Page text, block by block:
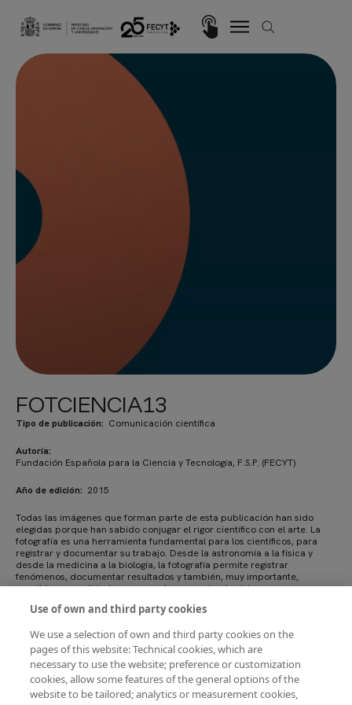
Imagen
FOTCIENCIA13
Tipo de publicación Comunicación científica
Autoría
Fundación Española para la Ciencia y Tecnología, F.S.P. (FECYT)
Año de edición 2015
Todas las imágenes que forman parte de esta publicación han sido
elegidas porque han sabido conjugar el rigor científico con el arte. La
fotografía es una herramienta fundamental para los científicos, para
registrar y documentar su trabajo. Desde la astronomía a la física y
desde la medicina a la biología, la fotografía permite registrar
fenómenos, documentar resultados y también, muy importante,
percibir una realidad que no se alcanza a simple vista.
Descargar PDF
Use of own and third party cookies
We use a selection of own and third party cookies on the
pages of this website: Technical cookies, which are
necessary to use the website; preference or customization
cookies, allow some features of the general options of the
website to be tailored; analytics or measurement cookies,